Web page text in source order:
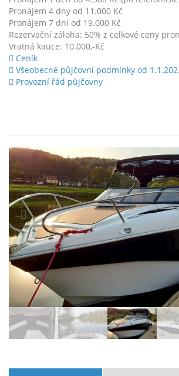
Pronájem 4 dny od 11.000 Kč
Pronájem 7 dní od 19.000 Kč
Rezervační záloha: 50% z celkové ceny
Vratná kauce: 10.000,-Kč
Ceník
Všeobecné půjčovní podmínky od
Provozní řád půjčovny